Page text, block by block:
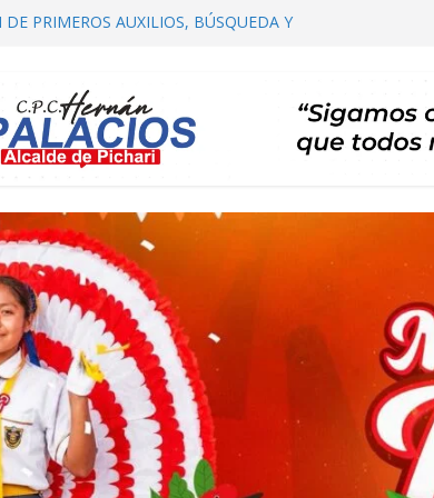
PRIMEROS AUXILIOS, BÚSQUEDA Y
PARTICIPA EN EL PRIMER
AUTORIDADES COMUNALES
DE PLAN DE DESARROLLO
TE INVITA A SU I FESTIVAL DEL CAFÉ